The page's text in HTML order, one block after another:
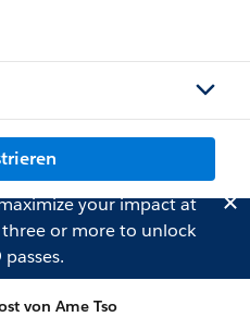
your impact at
or more to unlock
von Ame Tso